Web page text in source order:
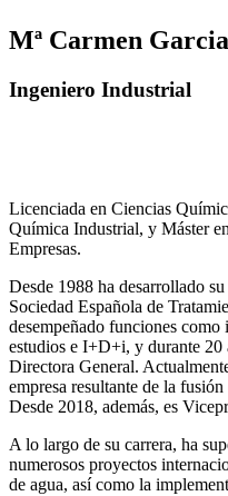
Mª Carmen
Ingeniero Industrial
Licenciada en Ciencias
Química Industrial, y Máster
Empresas.
Desde 1988 ha desarrollado
Sociedad Española de
desempeñado funciones como
estudios e I+D+i, y durante 20
Directora General.
empresa resultante de la
Desde 2018, además, es
A lo largo de su carrera, ha
numerosos proyectos
de agua, así como la